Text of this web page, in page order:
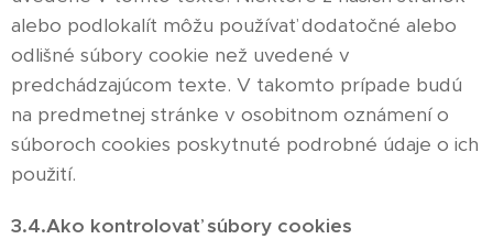
alebo podlokalít môžu používať dodatočné alebo
odlišné súbory cookie než uvedené v
predchádzajúcom texte. V takomto prípade budú
na predmetnej stránke v osobitnom oznámení o
súboroch cookies poskytnuté podrobné údaje o ich
použití.
3.4.Ako kontrolovať súbory cookies